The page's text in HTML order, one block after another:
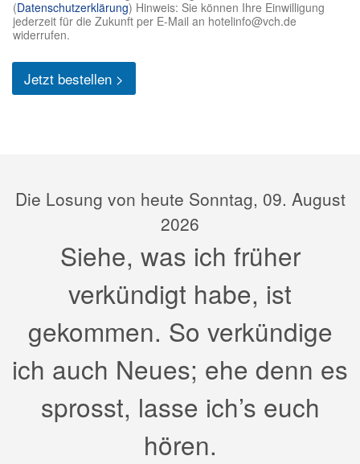
(Datenschutzerklärung) Hinweis: Sie können Ihre Einwilligung
jederzeit für die Zukunft per E-Mail an hotelinfo@vch.de
widerrufen.
Jetzt bestellen >
Die Losung von heute Sonntag, 09. August
2026
Siehe, was ich früher
verkündigt habe, ist
gekommen. So verkündige
ich auch Neues; ehe denn es
sprosst, lasse ich’s euch
hören.